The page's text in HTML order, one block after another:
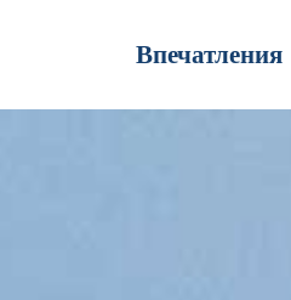
Впечатления